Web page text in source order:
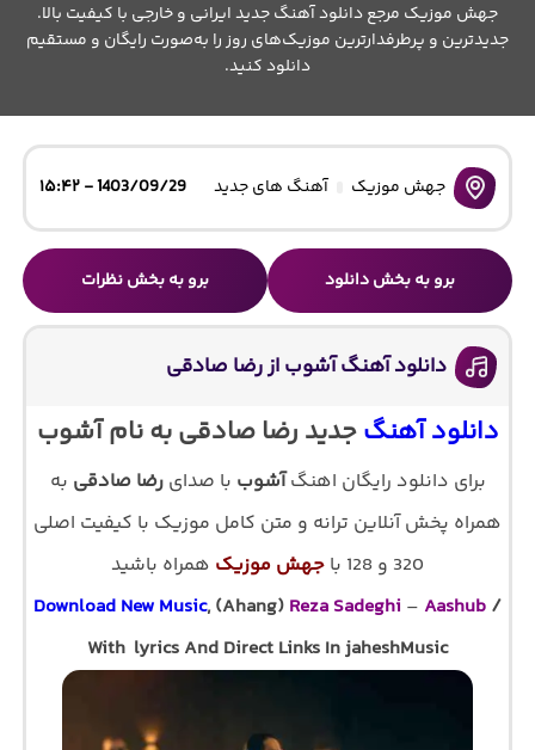
جهش موزیک مرجع دانلود آهنگ جدید ایرانی و خارجی با کیفیت بالا.
جدیدترین و پرطرفدارترین موزیک‌های روز را به‌صورت رایگان و مستقیم
دانلود کنید.
جهش موزیک آهنگ های جدید 1403/09/29 - ۱۵:۴۲
برو به بخش دانلود برو به بخش نظرات
دانلود آهنگ آشوب از رضا صادقی
دانلود آهنگجدید رضا صادقی به نام آشوب
برای دانلود رایگان اهنگآشوب با صدایرضا صادقی به
همراه پخش آنلاین ترانه و متن کامل موزیک با کیفیت اصلی
320 و 128 با
جهش موزیک همراه باشید
Download New Music, (Ahang) Reza Sadeghi – Aashub /
With lyrics And Direct Links In jaheshMusic